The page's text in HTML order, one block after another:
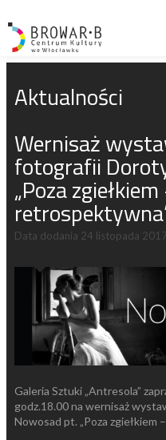
Aktualności
Wernisaż
fotografii
„Poza
Data dodania 24 listopada 2017
Galeria Sztuki „Antresola”
godz.18.00 na wernisaż
Nowosad pt. „Poza